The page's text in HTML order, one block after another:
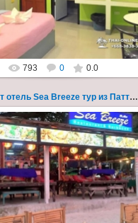
Заповед...
Thai-Online
793 0 0.0
Ко Самет отель Sea Breeze тур из Паттайи фото 120
01.08.2022
на остров Самет из Паттайи, с
в отеле "Sea Breeze" на пляже Ао
Пхай - фотография 120
Запове...
Thai-Online